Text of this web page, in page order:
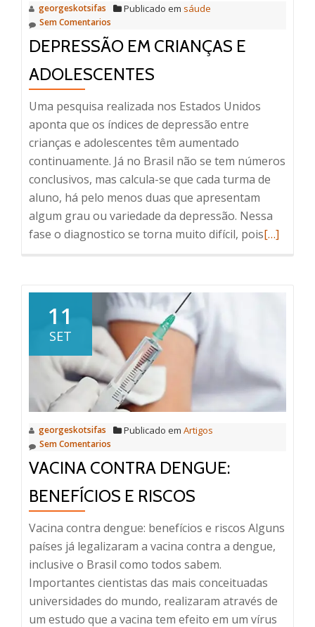
georgeskotsifas Publicado em sáude
Sem Comentarios
DEPRESSÃO EM CRIANÇAS E
ADOLESCENTES
Uma pesquisa realizada nos Estados Unidos
aponta que os índices de depressão entre
crianças e adolescentes têm aumentado
continuamente. Já no Brasil não se tem números
conclusivos, mas calcula-se que cada turma de
aluno, há pelo menos duas que apresentam
algum grau ou variedade da depressão. Nessa
fase o diagnostico se torna muito difícil, poisRead
[…]
11
SET
georgeskotsifas Publicado em Artigos
Sem Comentarios
VACINA CONTRA DENGUE:
BENEFÍCIOS E RISCOS
Vacina contra dengue: benefícios e riscos Alguns
países já legalizaram a vacina contra a dengue,
inclusive o Brasil como todos sabem.
Importantes cientistas das mais conceituadas
universidades do mundo, realizaram através de
um estudo que a vacina tem efeito em um vírus